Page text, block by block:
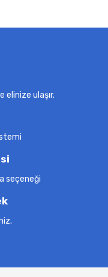
elinize ulaşır.
seçeneği